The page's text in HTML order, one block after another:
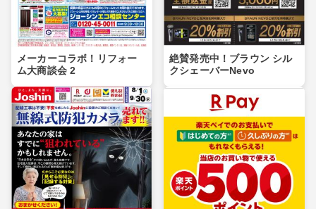
メーカーコラボ！リフォー
ム大商談会 2
絶賛発売中！ブラウン シル
クシェーバーNevo